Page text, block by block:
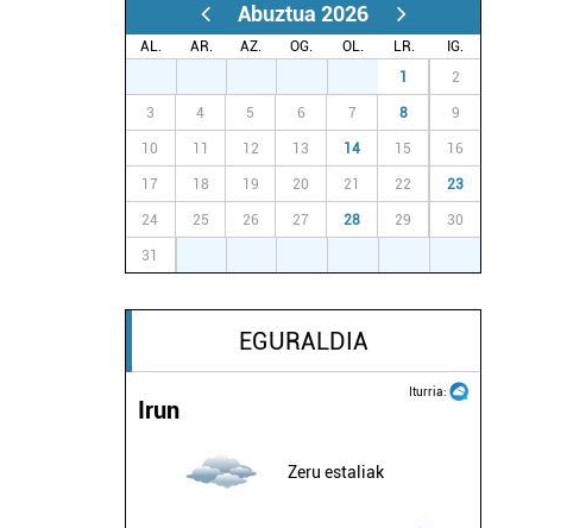
Abuztua 2026
AL. AR. AZ. OG. OL. LR.
IG.
1 2
3 4 5 6 7 8 9
10 11 12 13 14 15 16
17 18 19 20 21 22 23
24 25 26 27 28 29 30
31
EGURALDIA
Iturria:
Irun
Zeru estaliak